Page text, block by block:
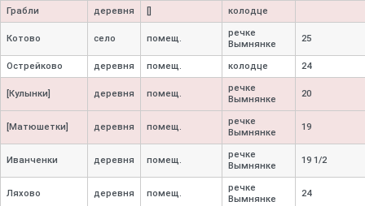
Грабли деревня колодце
Котово село помещ.
речке
Вымнянке
25
Острейково деревня помещ. колодце 24
[Кулынки] деревня помещ.
речке
Вымнянке
20
[Матюшетки] деревня помещ.
речке
Вымнянке
19
Иванченки деревня помещ.
речке
Вымнянке
19 1/2
Ляхово деревня помещ.
речке
Вымнянке
24